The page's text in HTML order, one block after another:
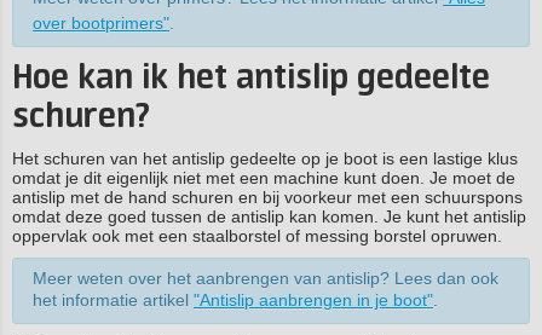
over bootprimers"
Hoe kan ik het antislip gedeelte
schuren?
Het schuren van het antislip gedeelte op je boot is een lastige klus
omdat je dit eigenlijk niet met een machine kunt doen. Je moet de
antislip met de hand schuren en bij voorkeur met een schuurspons
omdat deze goed tussen de antislip kan komen. Je kunt het antislip
oppervlak ook met een staalborstel of messing borstel opruwen.
Meer weten over het aanbrengen van antislip? Lees dan ook
het informatie artikel "Antislip aanbrengen in je boot"